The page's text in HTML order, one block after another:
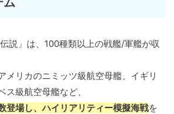
説」は、100種類以上の戦艦/軍艦が収
メリカのニミッツ級航空母艦、イギリ
ス級航空母艦など、
登場し、ハイリアリティー模擬海戦を